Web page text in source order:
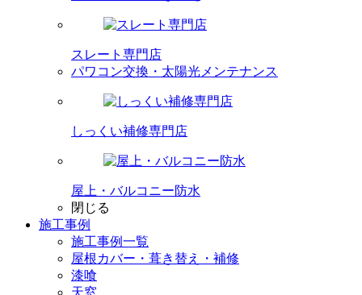
スレート専門店
パワコン交換・太陽光メンテナンス
しっくい補修専門店
屋上・バルコニー防水
閉じる
施工事例
施工事例一覧
屋根カバー・葺き替え・補修
漆喰
天窓